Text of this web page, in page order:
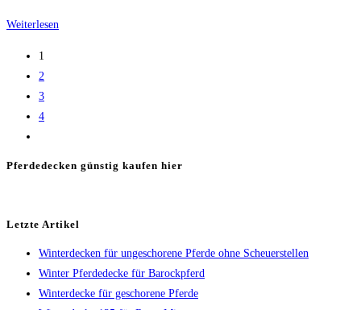
Weiterlesen
1
2
3
4
Pferdedecken günstig kaufen hier
Letzte Artikel
Winterdecken für ungeschorene Pferde ohne Scheuerstellen
Winter Pferdedecke für Barockpferd
Winterdecke für geschorene Pferde